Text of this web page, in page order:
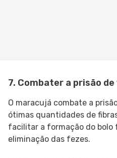
7. Combater a prisão
O maracujá combate a
ótimas quantidades de
facilitar a formação do bolo
eliminação das fezes.